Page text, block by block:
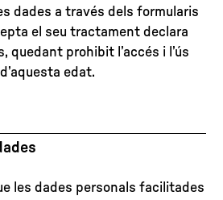
dades a través dels formularis
el seu tractament declara
quedant prohibit l’accés i l’ús
edat.
les dades personals facilitades